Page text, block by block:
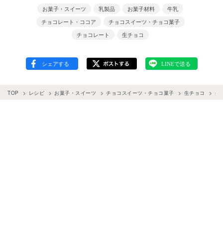
お菓子・スイーツ 乳製品 お菓子材料
牛乳
チョコレート・ココア
チョコスイーツ・チョコ菓子
チョコレート
生チョコ
TOP レシピ お菓子・スイーツ チョコスイーツ・チョコ菓子 生チョコ 生